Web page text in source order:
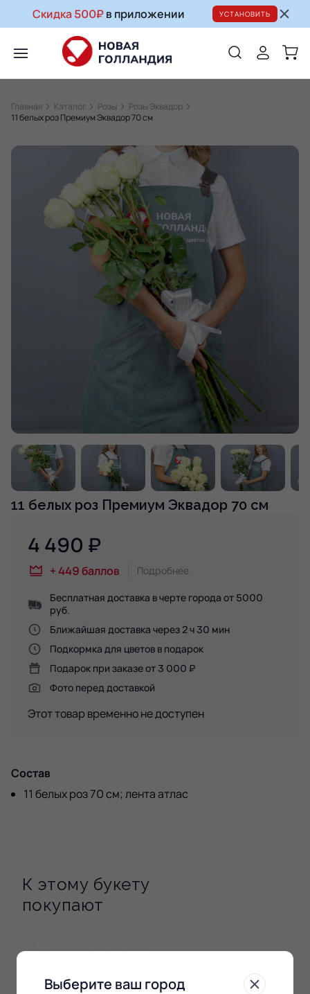
Скидка 500₽в приложении УСТАНОВИТЬ
Главная Каталог Розы
Розы Эквадор
11 белых роз Премиум Эквадор 70 см
11 белых роз Премиум Эквадор 70 см
4 490 ₽
+ 449баллов Подробнее
Бесплатная доставка в черте города от 5000
руб.
Ближайшая доставка через 2 ч 30 мин
Подкормка для цветов в подарок
Подарок при заказе от 3 000 ₽
Фото перед доставкой
Этот товар временно не доступен
Состав
11 белых роз 70 см; лента атлас
К этому букету
покупают
Выберите ваш город